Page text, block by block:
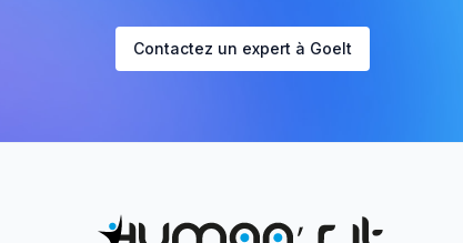
Contactez un expert à Goelt